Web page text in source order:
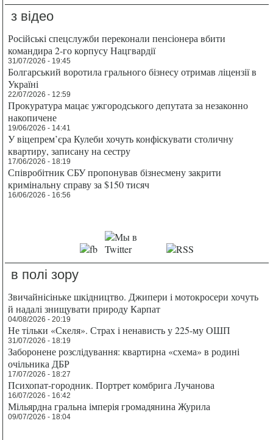
з відео
Російські спецслужби переконали пенсіонера вбити
командира 2-го корпусу Нацгвардії
31/07/2026 - 19:45
Болгарський воротила грального бізнесу отримав ліцензії в
Україні
22/07/2026 - 12:59
Прокуратура мацає ужгородського депутата за незаконно
накопичене
19/06/2026 - 14:41
У віцепрем’єра Кулеби хочуть конфіскувати столичну
квартиру, записану на сестру
17/06/2026 - 18:19
Співробітник СБУ пропонував бізнесмену закрити
кримінальну справу за $150 тисяч
16/06/2026 - 16:56
в полі зору
Звичайнісіньке шкідництво. Джипери і мотокросери хочуть
й надалі знищувати природу Карпат
04/08/2026 - 20:19
Не тільки «Скеля». Страх і ненависть у 225-му ОШП
31/07/2026 - 18:19
Заборонене розслідування: квартирна «схема» в родині
очільника ДБР
17/07/2026 - 18:27
Психопат-городник. Портрет комбрига Лучанова
16/07/2026 - 16:42
Мільярдна гральна імперія громадянина Журила
09/07/2026 - 18:04